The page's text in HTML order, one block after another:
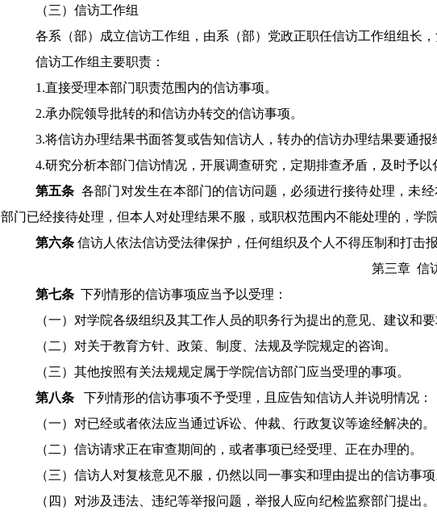
（三）信访工作组
各系（部）成立信访工作组，由系（部）党政正职任信访工作组组长
信访工作组 主要职责：
1 .直接受理本部门职责范围内的信访事项。
2.承办院领导批转的和信访办转交的信访事项。
3.将信访办理结果书面答复或告知信访人，转办的信访办理结果要通报
4.研究分析本部门信访情况，开展调查研究，定期排查矛盾，及时予以
第五条 各部门对发生在本部门的信访问题，必须进行接待处理，未
部门已经接待处理，但本人对处理结果不服，或职权范围内不能处理的，学
第六条 信访人依法信访受法律保护，任何组织及个人不得压制和打击报
第三章 信
第七条 下列情形的信访事项应当予以受理：
（一）对学院各级组织及其工作人员的职务行为提出的意见、建议和要
（二）对关于教育方针、政策、制度、法规及学院规定的咨询。
（三）其他按照有关法规规定属于学院信访部门应当受理的事项。
第八条 下列情形的信访事项不予受理，且应告知信访人并说明情况：
（一）对已经或者依法应当通过诉讼、仲裁、行政复议等途经解决的。
（二）信访请求正在审查期间的，或者事项已经受理、正在办理的。
（三）信访人对复核意见不服，仍然以同一事实和理由提出的信访事项
（四）对涉及违法、违纪等举报问题，举报人应向纪检监察部门提出。